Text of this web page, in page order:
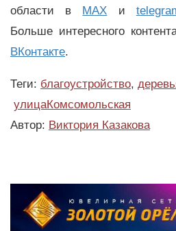
области в MAX и
Больше интересного
ВКонтакте.
Теги: благоустройство,
улицаКомсомольская
Автор: Виктория Казакова